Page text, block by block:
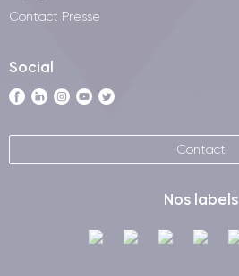
Contact Presse
Social
Contact
Nos labels